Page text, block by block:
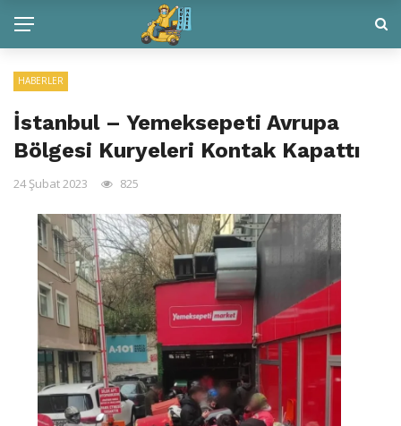
HABERLER
İstanbul – Yemeksepeti Avrupa
Bölgesi Kuryeleri Kontak Kapattı
24 Şubat 2023 825